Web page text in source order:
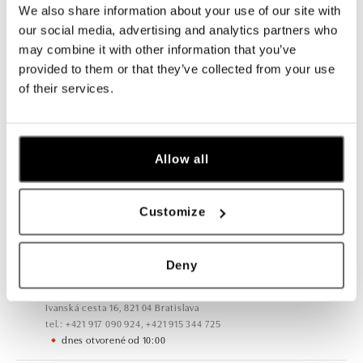
We also share information about your use of our site with
our social media, advertising and analytics partners who
may combine it with other information that you’ve
provided to them or that they’ve collected from your use
of their services.
Allow all
Customize
Deny
Všetky Česko Slovensko
ALO diamonds Hilton, Košice
dnes otvorené od 09:00
ALO diamonds OC Aupark, Bratislava
Einsteinova 18, 851 01 Bratislava
dnes otvorené od 10:00
ALO diamonds OC Avion, Bratislava
Ivanská cesta 16, 821 04 Bratislava
tel.: +421 917 090 924, +421 915 344 725
dnes otvorené od 10:00